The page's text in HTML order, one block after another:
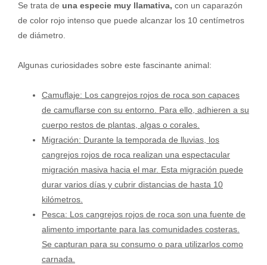
Se trata de una especie muy llamativa, con un caparazón
de color rojo intenso que puede alcanzar los 10 centímetros
de diámetro.
Algunas curiosidades sobre este fascinante animal:
Camuflaje: Los cangrejos rojos de roca son capaces
de camuflarse con su entorno. Para ello, adhieren a su
cuerpo restos de plantas, algas o corales.
Migración: Durante la temporada de lluvias, los
cangrejos rojos de roca realizan una espectacular
migración masiva hacia el mar. Esta migración puede
durar varios días y cubrir distancias de hasta 10
kilómetros.
Pesca: Los cangrejos rojos de roca son una fuente de
alimento importante para las comunidades costeras.
Se capturan para su consumo o para utilizarlos como
carnada.